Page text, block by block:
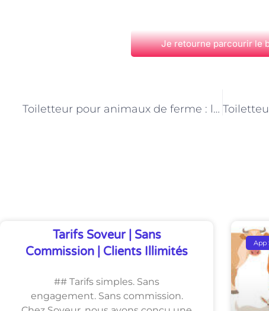
Je retourne parcourir le
Toiletteur pour animaux de ferme : l’art de sublimer la beauté naturelle
Tarifs Soveur | Sans
Commission | Clients Illimités
## Tarifs simples. Sans
engagement. Sans commission.
App